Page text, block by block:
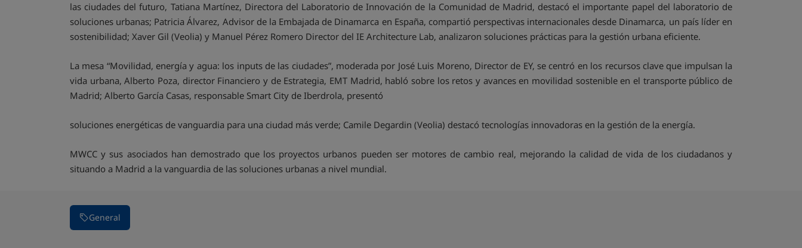
las ciudades del futuro, Tatiana Martínez, Directora del Laboratorio de Innovación de la Comunidad de Madrid, destacó el importante papel del laboratorio de
soluciones urbanas; Patricia Álvarez, Advisor de la Embajada de Dinamarca en España, compartió perspectivas internacionales desde Dinamarca, un país líder en
sostenibilidad; Xaver Gil (Veolia) y Manuel Pérez Romero Director del IE Architecture Lab, analizaron soluciones prácticas para la gestión urbana eficiente.
La mesa “Movilidad, energía y agua: los inputs de las ciudades”, moderada por José Luis Moreno, Director de EY, se centró en los recursos clave que impulsan la
vida urbana, Alberto Poza, director Financiero y de Estrategia, EMT Madrid, habló sobre los retos y avances en movilidad sostenible en el transporte público de
Madrid; Alberto García Casas, responsable Smart City de Iberdrola, presentó
soluciones energéticas de vanguardia para una ciudad más verde; Camile Degardin (Veolia) destacó tecnologías innovadoras en la gestión de la energía.
MWCC y sus asociados han demostrado que los proyectos urbanos pueden ser motores de cambio real, mejorando la calidad de vida de los ciudadanos y
situando a Madrid a la vanguardia de las soluciones urbanas a nivel mundial.
General